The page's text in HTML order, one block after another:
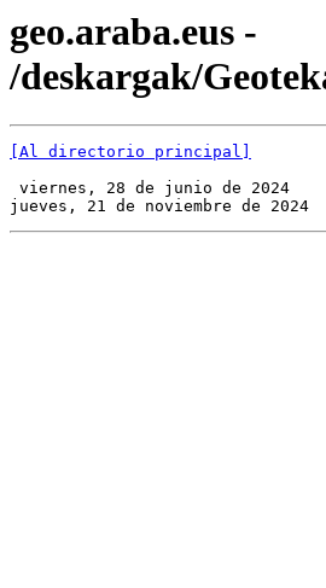
geo.araba.eus -
/deskargak/
[Al directorio principal]
viernes, 28 de junio de 2024
jueves, 21 de noviembre de